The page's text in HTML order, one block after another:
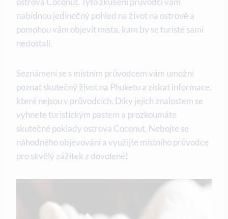
nabídnou jedinečný pohled na‍ život​ na ostrově a
pomohou vám‍ objevit místa, kam by se turisté sami
nedostali.
Seznámení se s místním průvodcem vám umožní
poznat skutečný život na Phuketu‍ a získat informace,
které‍ nejsou v průvodcích.⁢ Díky jejich ⁣znalostem se⁤
vyhnete ‍turistickým pastem a prozkoumáte
skutečné poklady‌ ostrova Coconut. Nebojte ​se
náhodného objevování a využijte místního průvodce
pro skvělý zážitek z dovolené!